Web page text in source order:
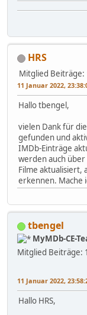
HRS
Mitglied Beiträge:
11 Januar 2022,
Hallo tbengel,
vielen Dank für
gefunden und
IMDb-Einträge
werden auch
Filme aktualisiert,
erkennen. Mache
tbengel
MyMDb-CE-
Mitglied Beiträge:
11 Januar 2022,
Hallo HRS,